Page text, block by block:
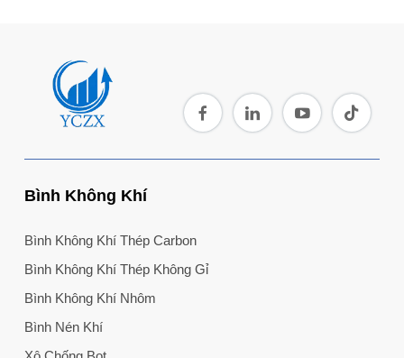
Bình Không Khí
Bình Không Khí Thép Carbon
Bình Không Khí Thép Không Gỉ
Bình Không Khí Nhôm
Bình Nén Khí